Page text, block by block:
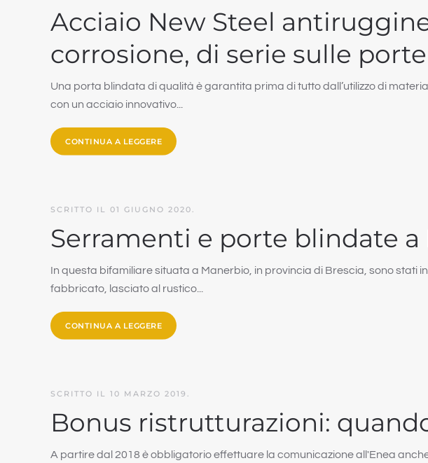
Acciaio New Steel
corrosione, di serie sulle
Una porta blindata di qualità è garantita prima di tutto dall’utilizzo di
con un acciaio innovativo...
CONTINUA A LEGGERE
SCRITTO IL 01 GIUGNO 2020
Serramenti e porte blindate a
In questa bifamiliare situata a Manerbio, in provincia di Brescia, sono stati
fabbricato, lasciato al rustico...
CONTINUA A LEGGERE
SCRITTO IL 10 MARZO 2019
Bonus ristrutturazioni:
A partire dal 2018 è obbligatorio effettuare la comunicazione all'Enea